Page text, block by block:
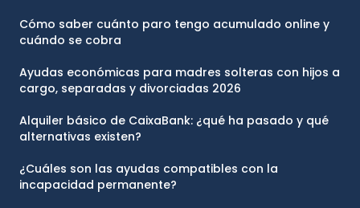
Cómo saber cuánto paro tengo acumulado online y
cuándo se cobra
Ayudas económicas para madres solteras con hijos a
cargo, separadas y divorciadas 2026
Alquiler básico de CaixaBank: ¿qué ha pasado y qué
alternativas existen?
¿Cuáles son las ayudas compatibles con la
incapacidad permanente?